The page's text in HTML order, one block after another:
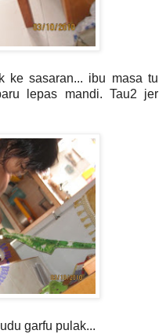
ke sasaran... ibu masa tu
lepas mandi. Tau2 jer
garfu pulak...